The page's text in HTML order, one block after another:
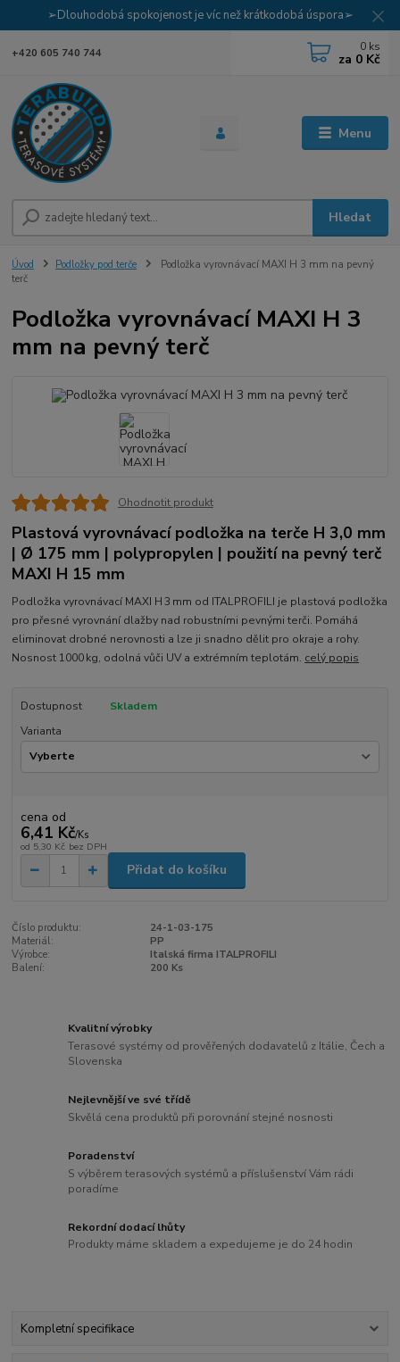
➢Dlouhodobá spokojenost je víc než krátkodobá úspora➢
Menu
Hledat
+420 605 740 744 0 ks
za 0 Kč
Úvod Podložky pod terče
Podložka vyrovnávací MAXI H 3 mm na pevný
terč
Podložka vyrovnávací MAXI H 3
mm na pevný terč
Ohodnotit produkt
Plastová vyrovnávací podložka na terče H 3,0 mm
| Ø 175 mm | polypropylen | použití na pevný terč
MAXI H 15 mm
Podložka vyrovnávací MAXI H 3 mm od ITALPROFILI je plastová podložka
pro přesné vyrovnání dlažby nad robustními pevnými terči. Pomáhá
eliminovat drobné nerovnosti a lze ji snadno dělit pro okraje a rohy.
Nosnost 1000 kg, odolná vůči UV a extrémním teplotám. celý popis
Dostupnost
Skladem
Varianta
cena od
6,41 Kč/Ks
od 5,30 Kč bez DPH
Přidat do košíku
Číslo produktu:
24-1-03-175
Materiál:
PP
Výrobce:
Italská firma ITALPROFILI
Balení:
200 Ks
Kvalitní výrobky
Terasové systémy od prověřených dodavatelů z Itálie, Čech a
Slovenska
Nejlevnější ve své třídě
Skvělá cena produktů při porovnání stejné nosnosti
Poradenství
S výběrem terasových systémů a příslušenství Vám rádi
poradíme
Rekordní dodací lhůty
Produkty máme skladem a expedujeme je do 24 hodin
Kompletní specifikace